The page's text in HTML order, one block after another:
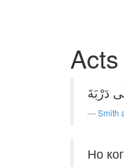
Smith
Но